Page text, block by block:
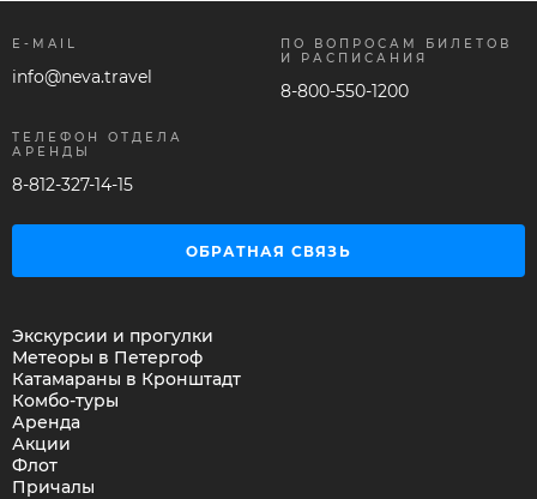
E-MAIL
info@neva.travel
ПО ВОПРОСАМ БИЛЕТОВ
И РАСПИСАНИЯ
8-800-550-1200
ТЕЛЕФОН ОТДЕЛА
АРЕНДЫ
8-812-327-14-15
ОБРАТНАЯ СВЯЗЬ
Экскурсии и прогулки
Метеоры в Петергоф
Катамараны в Кронштадт
Комбо-туры
Аренда
Акции
Флот
Причалы